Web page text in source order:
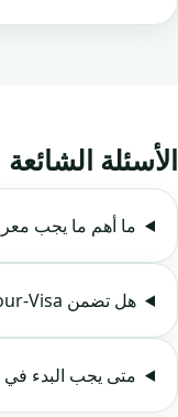
الأسئلة الشائعة
ما أهم ما يجب
هل تضمن Africa-Tour-Visa الموافقة أو الدخول؟
متى يجب البدء في